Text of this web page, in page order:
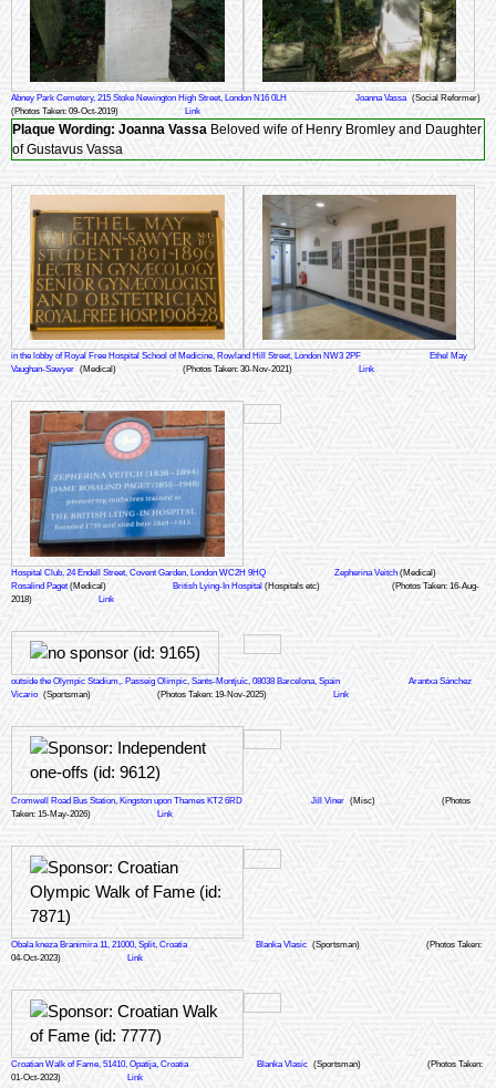
Abney Park Cemetery, 215 Stoke Newington High Street, London N16 0LH Joanna Vassa (Social Reformer)
(Photos Taken: 09-Oct-2019)
Link
Plaque Wording: Joanna Vassa Beloved wife of Henry Bromley and Daughter
of Gustavus Vassa
in the lobby of Royal Free Hospital School of Medicine, Rowland Hill Street, London NW3 2PF
Ethel May
Vaughan-Sawyer (Medical) (Photos Taken: 30-Nov-2021) Link
Hospital Club, 24 Endell Street, Covent Garden, London WC2H 9HQ Zepherina Veitch (Medical)
Rosalind Paget(Medical) British Lying-In Hospital (Hospitals etc)
(Photos Taken: 16-Aug-
2018)
Link
outside the Olympic Stadium,. Passeig Olímpic, Sants-Montjuïc, 08038 Barcelona, Spain
Arantxa Sánchez
Vicario (Sportsman) (Photos Taken: 19-Nov-2025) Link
Cromwell Road Bus Station, Kingston upon Thames KT2 6RD Jill Viner (Misc)
(Photos
Taken: 15-May-2026)
Link
Obala kneza Branimira 11, 21000, Split, Croatia Blanka Vlasic (Sportsman)
(Photos Taken:
04-Oct-2023)
Link
Croatian Walk of Fame, 51410, Opatija, Croatia Blanka Vlasic (Sportsman)
(Photos Taken:
01-Oct-2023)
Link